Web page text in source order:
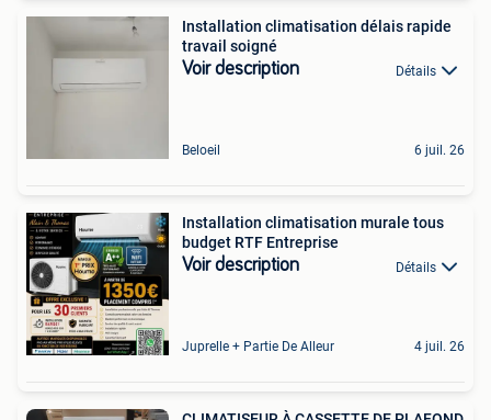
Installation climatisation délais rapide
travail soigné
Voir description Détails
Beloeil 6 juil. 26
Installation climatisation murale tous
budget RTF Entreprise
Voir description Détails
Juprelle + Partie De Alleur 4 juil. 26